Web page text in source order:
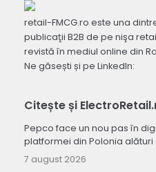
retail-FMCG.ro este una
publicaţii B2B de pe nişa
revistă în mediul online din
Ne găsești și pe LinkedIn:
Citește și
Pepco face un nou pas în
platformei din Polonia alături
7 august 2026